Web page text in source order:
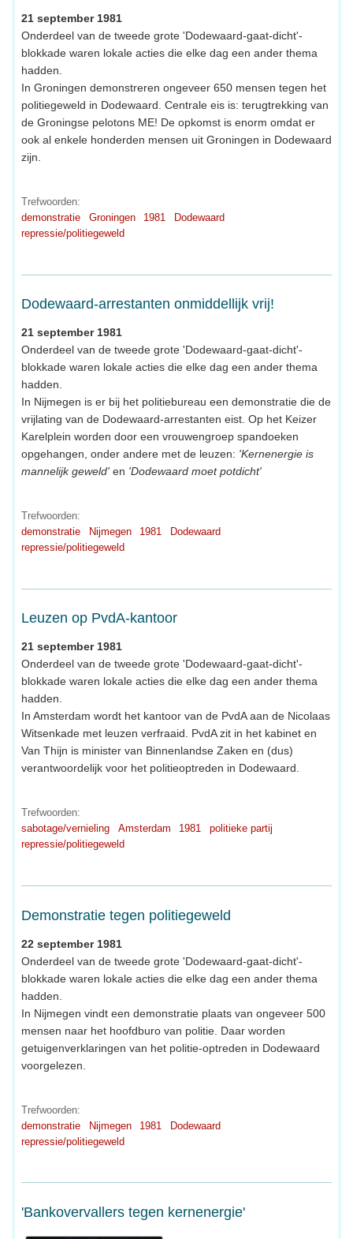
21 september 1981
Onderdeel van de tweede grote 'Dodewaard-gaat-dicht'-
blokkade waren lokale acties die elke dag een ander thema
hadden.
In Groningen demonstreren ongeveer 650 mensen tegen het
politiegeweld in Dodewaard. Centrale eis is: terugtrekking van
de Groningse pelotons ME! De opkomst is enorm omdat er
ook al enkele honderden mensen uit Groningen in Dodewaard
zijn.
Trefwoorden:
demonstratie
Groningen 1981
Dodewaard
repressie/politiegeweld
Dodewaard-arrestanten onmiddellijk vrij!
21 september 1981
Onderdeel van de tweede grote 'Dodewaard-gaat-dicht'-
blokkade waren lokale acties die elke dag een ander thema
hadden.
In Nijmegen is er bij het politiebureau een demonstratie die de
vrijlating van de Dodewaard-arrestanten eist. Op het Keizer
Karelplein worden door een vrouwengroep spandoeken
opgehangen, onder andere met de leuzen: 'Kernenergie is
mannelijk geweld' en 'Dodewaard moet potdicht'
Trefwoorden:
demonstratie
Nijmegen 1981
Dodewaard
repressie/politiegeweld
Leuzen op PvdA-kantoor
21 september 1981
Onderdeel van de tweede grote 'Dodewaard-gaat-dicht'-
blokkade waren lokale acties die elke dag een ander thema
hadden.
In Amsterdam wordt het kantoor van de PvdA aan de Nicolaas
Witsenkade met leuzen verfraaid. PvdA zit in het kabinet en
Van Thijn is minister van Binnenlandse Zaken en (dus)
verantwoordelijk voor het politieoptreden in Dodewaard.
Trefwoorden:
sabotage/vernieling
Amsterdam 1981
politieke partij
repressie/politiegeweld
Demonstratie tegen politiegeweld
22 september 1981
Onderdeel van de tweede grote 'Dodewaard-gaat-dicht'-
blokkade waren lokale acties die elke dag een ander thema
hadden.
In Nijmegen vindt een demonstratie plaats van ongeveer 500
mensen naar het hoofdburo van politie. Daar worden
getuigenverklaringen van het politie-optreden in Dodewaard
voorgelezen.
Trefwoorden:
demonstratie
Nijmegen 1981
Dodewaard
repressie/politiegeweld
'Bankovervallers tegen kernenergie'